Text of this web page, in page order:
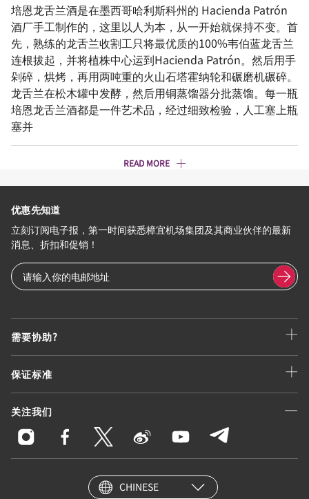
培恩龙舌兰酒是在墨西哥哈利斯科州的 Hacienda Patrón
酒厂手工制作的，这里以人为本，从一开始就保持不变。首
先，熟练的龙舌兰收割工只将最优质的100%韦伯蓝龙舌兰
连根拔起，并将植株中心运到Hacienda Patrón。然后用手
剁碎，烘烤，再用两吨重的火山石塔霍纳轮和碾磨机碾碎。
龙舌兰在松木罐中发酵，然后用铜蒸馏器分批蒸馏。每一瓶
培恩龙舌兰酒都是一件艺术品，经过细致检验，人工塞上瓶
塞并
READ MORE
需要协助?
保证标准
关注我们
优惠先知道
立刻订阅电子报，第一时间获悉樟宜机场集团及其商业伙伴的最新
消息、折扣和促销！
CHINESE